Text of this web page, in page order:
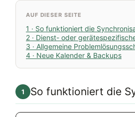
AUF DIESER SEITE
1 · So funktioniert die
2 · Dienst- oder
3 · Allgemeine
4 · Neue Kalender & Backups
1 So funktioniert die